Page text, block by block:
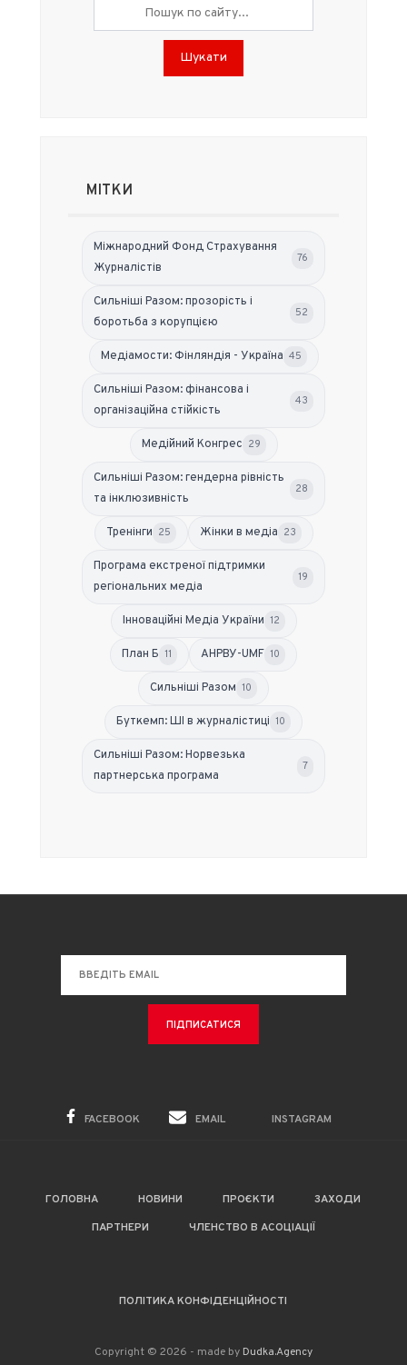
Шукати
МІТКИ
Міжнародний Фонд Страхування
Журналістів
76
Сильніші Разом: прозорість і
боротьба з корупцією
52
Медіамости: Фінляндія - Україна 45
Сильніші Разом: фінансова і
організаційна стійкість
43
Медійний Конгрес 29
Сильніші Разом: гендерна рівність
та інклюзивність
28
Тренінги 25 Жінки в медіа 23
Програма екстреної підтримки
регіональних медіа
19
Інноваційні Медіа України 12
План Б 11 АНРВУ-UMF 10
Сильніші Разом 10
Буткемп: ШІ в журналістиці 10
Сильніші Разом: Норвезька
партнерська програма
7
FACEBOOK EMAIL INSTAGRAM
ГОЛОВНА НОВИНИ ПРОЄКТИ
ЗАХОДИ
ПАРТНЕРИ
ЧЛЕНСТВО В АСОЦІАЦІЇ
ПОЛІТИКА КОНФІДЕНЦІЙНОСТІ
Copyright © 2026 - made by Dudka.Agency